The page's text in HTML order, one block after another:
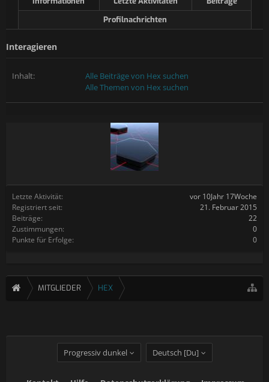
Letzte Aktivität:
vor 10Jahr 17Woche
Registriert seit:
21. Februar 2015
Beiträge:
22
Zustimmungen:
0
Punkte für Erfolge:
0
Profilnachrichten
Interagieren
Inhalt:
Alle Beiträge von Hex suchen
Alle Themen von Hex suchen
MITGLIEDER HEX
Progressiv dunkel Deutsch [Du]